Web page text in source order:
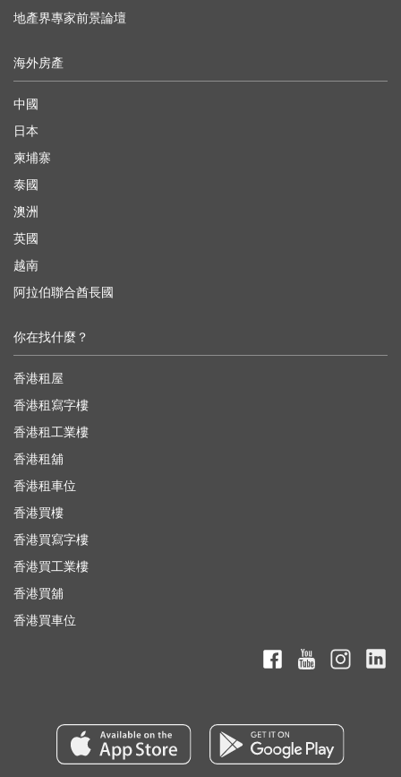
地產界專家前景論壇
海外房產
中國
日本
柬埔寨
泰國
澳洲
英國
越南
阿拉伯聯合酋長國
你在找什麼？
香港租屋
香港租寫字樓
香港租工業樓
香港租舖
香港租車位
香港買樓
香港買寫字樓
香港買工業樓
香港買舖
香港買車位